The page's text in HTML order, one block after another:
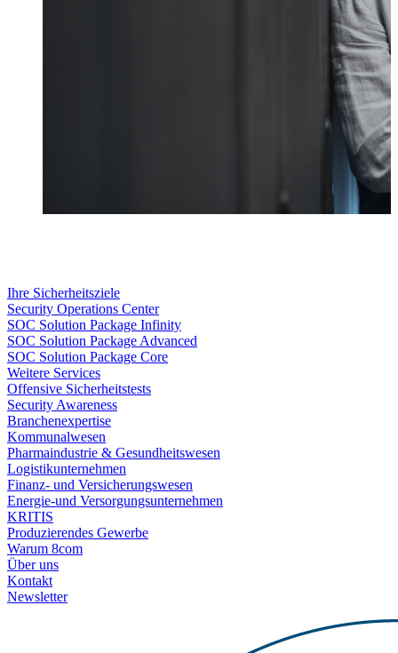
Ihre Sicherheitsziele
Security Operations Center
SOC Solution Package Infinity
SOC Solution Package Advanced
SOC Solution Package Core
Weitere Services
Offensive Sicherheitstests
Security Awareness
Branchenexpertise
Kommunalwesen
Pharmaindustrie & Gesundheitswesen
Logistikunternehmen
Finanz- und Versicherungswesen
Energie-und Versorgungsunternehmen
KRITIS
Produzierendes Gewerbe
Warum 8com
Über uns
Kontakt
Newsletter